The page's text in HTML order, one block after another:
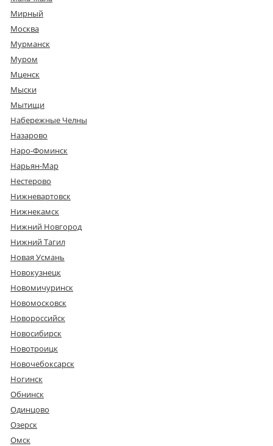
Мирный
Москва
Мурманск
Муром
Мценск
Мыски
Мытищи
Набережные Челны
Назарово
Наро-Фоминск
Нарьян-Мар
Нестерово
Нижневартовск
Нижнекамск
Нижний Новгород
Нижний Тагил
Новая Усмань
Новокузнецк
Новомичуринск
Новомосковск
Новороссийск
Новосибирск
Новотроицк
Новочебоксарск
Ногинск
Обнинск
Одинцово
Озерск
Омск